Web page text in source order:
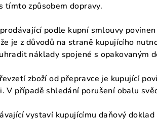
tímto způsobem dopravy.
podle kupní smlouvy
je z důvodů na straně kupujícího
náklady spojené s opakovaným
zboží od přepravce je kupující
V případě shledání porušení obalu
vystaví kupujícímu daňový